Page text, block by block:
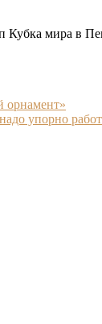
Кубка мира в
орнамент»
упорно